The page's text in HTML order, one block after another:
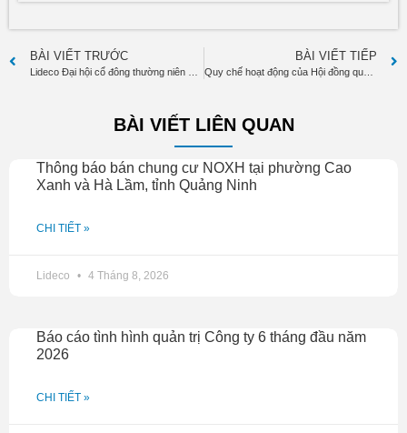
BÀI VIẾT TRƯỚC BÀI VIẾT TIẾP
Quy chế hoạt động của Hội đồng quản trị năm 2024
BÀI VIẾT LIÊN QUAN
Thông báo bán chung cư NOXH tại phường Cao
Xanh và Hà Lầm, tỉnh Quảng Ninh
CHI TIẾT »
Lideco 4 Tháng 8, 2026
Báo cáo tình hình quản trị Công ty 6 tháng đầu năm
2026
CHI TIẾT »